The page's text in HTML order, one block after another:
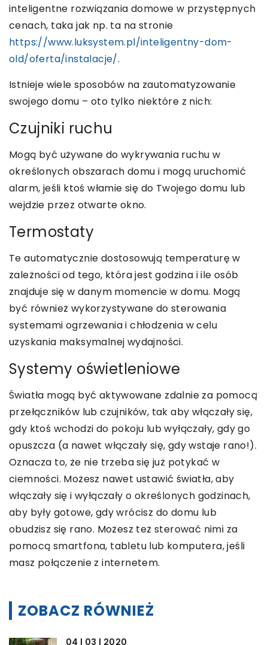
inteligentne rozwiązania domowe w przystępnych
cenach, taka jak np. ta na stronie
https://www.luksystem.pl/inteligentny-dom-
old/oferta/instalacje/.
Istnieje wiele sposobów na zautomatyzowanie
swojego domu – oto tylko niektóre z nich:
Czujniki ruchu
Mogą być używane do wykrywania ruchu w
określonych obszarach domu i mogą uruchomić
alarm, jeśli ktoś włamie się do Twojego domu lub
wejdzie przez otwarte okno.
Termostaty
Te automatycznie dostosowują temperaturę w
zależności od tego, która jest godzina i ile osób
znajduje się w danym momencie w domu. Mogą
być również wykorzystywane do sterowania
systemami ogrzewania i chłodzenia w celu
uzyskania maksymalnej wydajności.
Systemy oświetleniowe
Światła mogą być aktywowane zdalnie za pomocą
przełączników lub czujników, tak aby włączały się,
gdy ktoś wchodzi do pokoju lub wyłączały, gdy go
opuszcza (a nawet włączały się, gdy wstaje rano!).
Oznacza to, że nie trzeba się już potykać w
ciemności. Możesz nawet ustawić światła, aby
włączały się i wyłączały o określonych godzinach,
aby były gotowe, gdy wrócisz do domu lub
obudzisz się rano. Możesz też sterować nimi za
pomocą smartfona, tabletu lub komputera, jeśli
masz połączenie z internetem.
ZOBACZ RÓWNIEŻ
04 | 03 | 2020